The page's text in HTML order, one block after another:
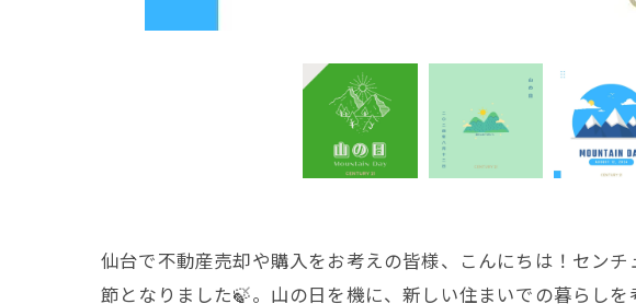
仙台で不動産売却や購入をお考えの皆様、こんにちは！セン
節となりました🍃。山の日を機に、新しい住まいでの暮らし